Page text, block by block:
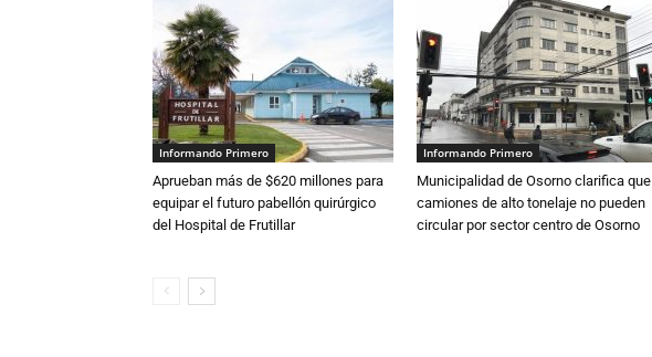
Informando Primero
Aprueban más de $620 millones para
equipar el futuro pabellón quirúrgico
del Hospital de Frutillar
Informando Primero
Municipalidad de Osorno clarifica que
camiones de alto tonelaje no pueden
circular por sector centro de Osorno